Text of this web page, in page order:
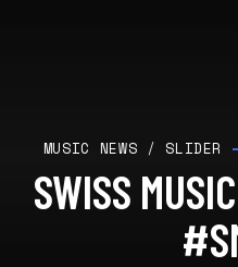
MUSIC NEWS / SLIDER
SWISS